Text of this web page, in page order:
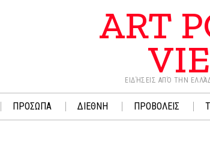
ART
ΕΙΔΉΣΕΙΣ ΑΠΌ ΤΗΝ
ΠΡΟΣΩΠΑ ΔΙΕΘΝΗ ΠΡΟΒΟΛΕΙΣ